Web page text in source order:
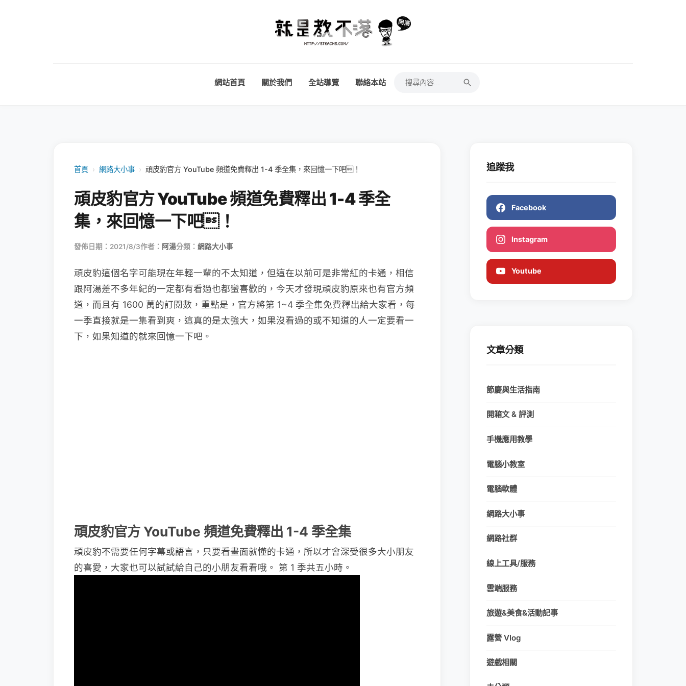
網站首頁 關於我們 全站導覽 聯絡本站
首頁 › 網路大小事 › 頑皮豹官方 YouTube 頻道免費釋出 1-4 季全集，來回憶一下吧！
頑皮豹官方 YouTube 頻道免費釋出 1-4 季全
集，來回憶一下吧！
發佈日期：2021/8/3作者： 阿湯分類： 網路大小事
頑皮豹這個名字可能現在年輕一輩的不太知道，但這在以前可是非常紅的卡通，相信
跟阿湯差不多年紀的一定都有看過也都蠻喜歡的，今天才發現頑皮豹原來也有官方頻
道，而且有 1600 萬的訂閱數，重點是，官方將第 1~4 季全集免費釋出給大家看，每
一季直接就是一集看到爽，這真的是太強大，如果沒看過的或不知道的人一定要看一
下，如果知道的就來回憶一下吧。
頑皮豹官方 YouTube 頻道免費釋出 1-4 季全集
頑皮豹不需要任何字幕或語言，只要看畫面就懂的卡通，所以才會深受很多大小朋友
的喜愛，大家也可以試試給自己的小朋友看看哦。 第 1 季共五小時。
追蹤我
Facebook
Instagram
Youtube
文章分類
節慶與生活指南
開箱文 & 評測
手機應用教學
電腦小教室
電腦軟體
網路大小事
網路社群
線上工具/服務
雲端服務
旅遊&美食&活動記事
露營 Vlog
遊戲相關